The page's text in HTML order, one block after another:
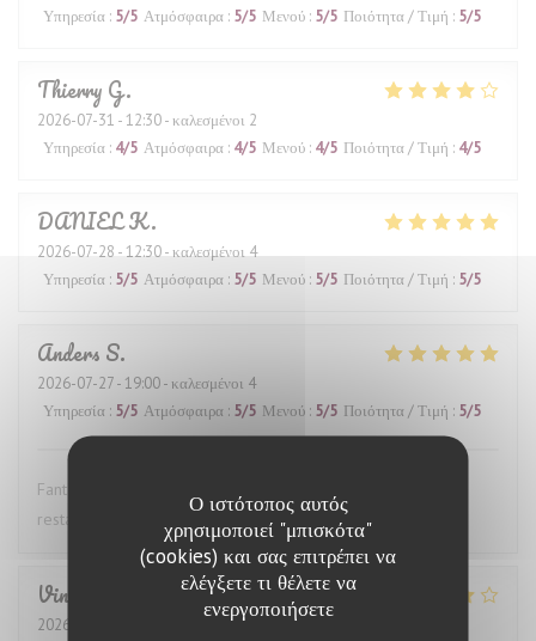
Ο ιστότοπος αυτός
χρησιμοποιεί "μπισκότα"
(cookies) και σας επιτρέπει να
ελέγξετε τι θέλετε να
ενεργοποιήσετε
Υπηρεσία : 5/5 Ατμόσφαιρα : 5/5 Μενού : 5/5 Ποιότητα / Τιμή : 5/5
Thierry G
2026-07-31 - 12:30 - καλεσμένοι 2
Υπηρεσία : 4/5 Ατμόσφαιρα : 4/5 Μενού : 4/5 Ποιότητα / Τιμή : 4/5
DANIELK
2026-07-28 - 12:30 - καλεσμένοι 4
Υπηρεσία : 5/5 Ατμόσφαιρα : 5/5 Μενού : 5/5 Ποιότητα / Τιμή : 5/5
Anders S
2026-07-27- 19:00 - καλεσμένοι 4
Υπηρεσία : 5/5 Ατμόσφαιρα : 5/5 Μενού : 5/5 Ποιότητα / Τιμή : 5/5
Fantastic wine list, great food and excellent service. This
restaurant is highly recommended.
Vincent
2026-07-24
- 22:30 - καλεσμένοι 2